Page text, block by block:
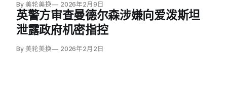
By 美轮美换 2026年2月9日
英警方审查曼德尔森涉嫌向爱泼斯坦
泄露政府机密指控
By 美轮美换 2026年2月2日